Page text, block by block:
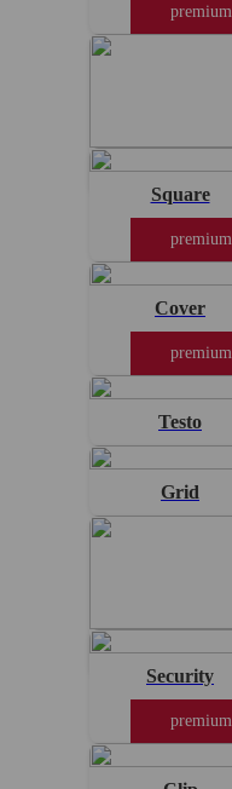
premium
Box
Square
premium
Cover
premium
Testo
Grid
Brillo
Security
premium